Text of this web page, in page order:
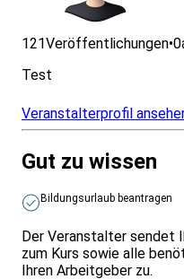
121Veröffentlichungen•0
Test
Veranstalterprofil
Gut zu wissen
Bildungsurlaub beantragen
Der Veranstalter sendet
zum Kurs sowie alle
Ihren Arbeitgeber zu.